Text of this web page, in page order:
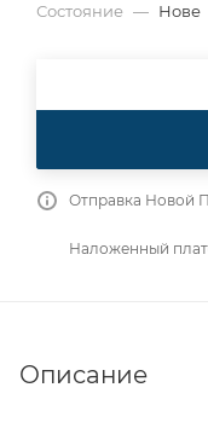
Состояние — Нове
Отправка Новой
Наложенный
Описание